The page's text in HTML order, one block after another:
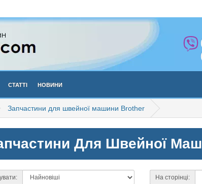
Статті Новини
Запчастини для швейної машини Brother
Для Швейної
На сторінці: